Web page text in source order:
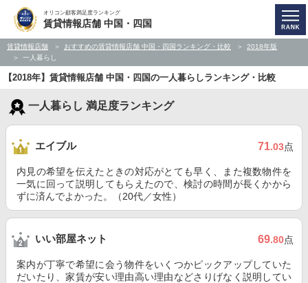
オリコン顧客満足度ランキング
賃貸情報店舗 中国・四国
賃貸情報店舗 おすすめの賃貸情報店舗 中国・四国ランキング・比較
2018年版
一人暮らし
【2018年】賃貸情報店舗 中国・四国の一人暮らしランキング・比較
一人暮らし 満足度ランキング
エイブル 71.03点
内見の希望を伝えたときの対応がとても早く、また複数物件を
一気に回って説明してもらえたので、検討の時間が長くかから
ずに済んでよかった。（20代／女性）
いい部屋ネット 69.80点
案内が丁寧で希望に会う物件をいくつかピックアップしていた
だいたり、家賃が安い理由高い理由などさりげなく説明してい